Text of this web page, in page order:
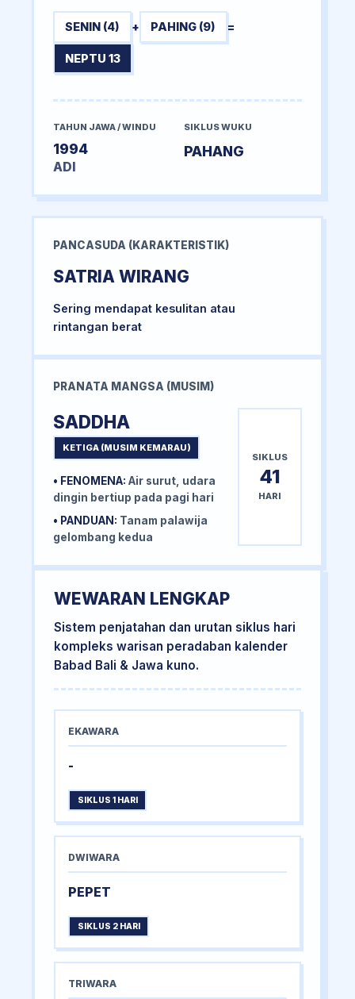
SENIN (4) + PAHING (9) =
NEPTU 13
TAHUN JAWA / WINDU
1994
ADI
SIKLUS WUKU
PAHANG
PANCASUDA (KARAKTERISTIK)
SATRIA WIRANG
Sering mendapat kesulitan atau
rintangan berat
PRANATA MANGSA (MUSIM)
SADDHA
KETIGA (MUSIM KEMARAU)
• FENOMENA: Air surut, udara
dingin bertiup pada pagi hari
• PANDUAN: Tanam palawija
gelombang kedua
SIKLUS
41
HARI
WEWARAN LENGKAP
Sistem penjatahan dan urutan siklus hari
kompleks warisan peradaban kalender
Babad Bali & Jawa kuno.
EKAWARA
-
SIKLUS 1 HARI
DWIWARA
PEPET
SIKLUS 2 HARI
TRIWARA